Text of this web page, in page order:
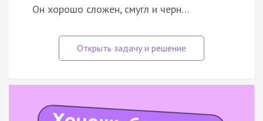
Он хорошо сложен, смугл и черн…